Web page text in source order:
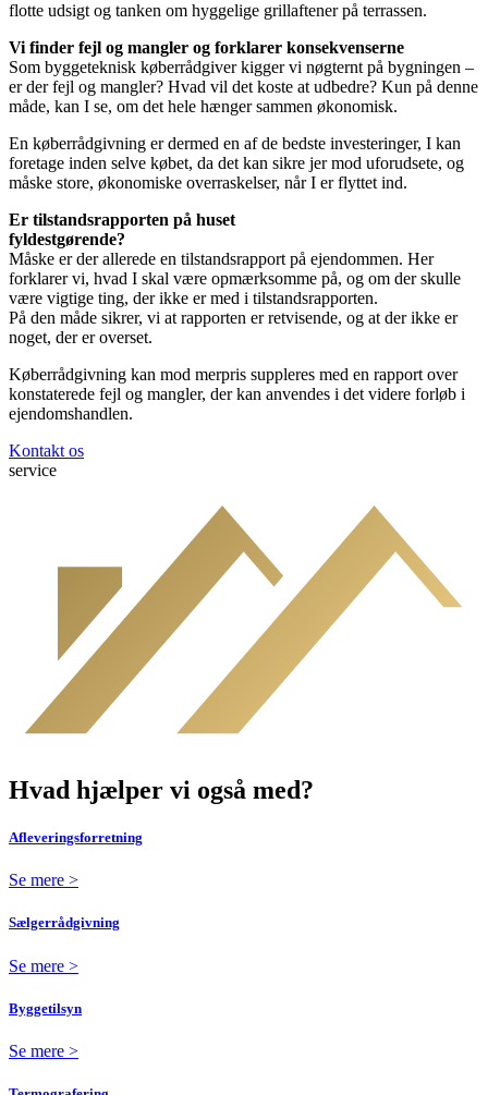
flotte udsigt og tanken om hyggelige grillaftener på terrassen.
Vi finder fejl og mangler og forklarer konsekvenserne
Som byggeteknisk køberrådgiver kigger vi nøgternt på bygningen –
er der fejl og mangler? Hvad vil det koste at udbedre? Kun på denne
måde, kan I se, om det hele hænger sammen økonomisk.
En køberrådgivning er dermed en af de bedste investeringer, I kan
foretage inden selve købet, da det kan sikre jer mod uforudsete, og
måske store, økonomiske overraskelser, når I er flyttet ind.
Er tilstandsrapporten på huset
fyldestgørende?
Måske er der allerede en tilstandsrapport på ejendommen. Her
forklarer vi, hvad I skal være opmærksomme på, og om der skulle
være vigtige ting, der ikke er med i tilstandsrapporten.
På den måde sikrer, vi at rapporten er retvisende, og at der ikke er
noget, der er overset.
Køberrådgivning kan mod merpris suppleres med en rapport over
konstaterede fejl og mangler, der kan anvendes i det videre forløb i
ejendomshandlen.
Kontakt os
service
Hvad hjælper vi også med?
Afleveringsforretning
Se mere >
Sælgerrådgivning
Se mere >
Byggetilsyn
Se mere >